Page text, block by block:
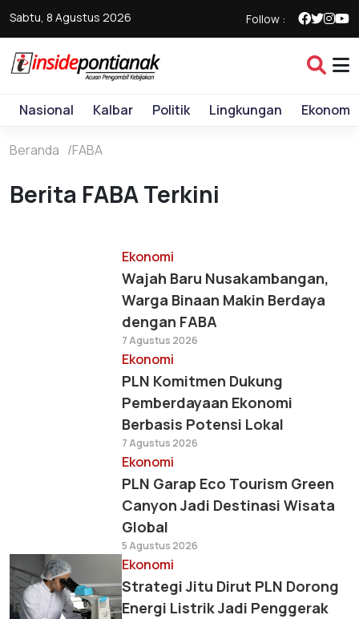
Sabtu, 8 Agustus 2026 Follow :
Nasional Kalbar Politik Lingkungan Ekonomi
Beranda FABA
Berita FABA Terkini
Ekonomi
Wajah Baru Nusakambangan,
Warga Binaan Makin Berdaya
dengan FABA
7 Agustus 2026
Ekonomi
PLN Komitmen Dukung
Pemberdayaan Ekonomi
Berbasis Potensi Lokal
7 Agustus 2026
Ekonomi
PLN Garap Eco Tourism Green
Canyon Jadi Destinasi Wisata
Global
5 Agustus 2026
Ekonomi
Strategi Jitu Dirut PLN Dorong
Energi Listrik Jadi Penggerak